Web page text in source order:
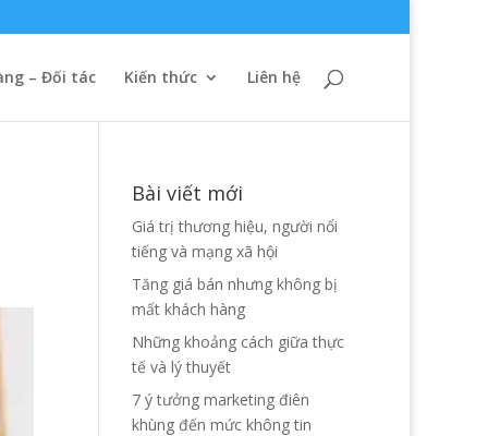
– Đối tác Kiến thức Liên hệ
Bài viết mới
Giá trị thương hiệu, người nổi
tiếng và mạng xã hội
Tăng giá bán nhưng không bị
mất khách hàng
Những khoảng cách giữa thực
tế và lý thuyết
7 ý tưởng marketing điên
khùng đến mức không tin